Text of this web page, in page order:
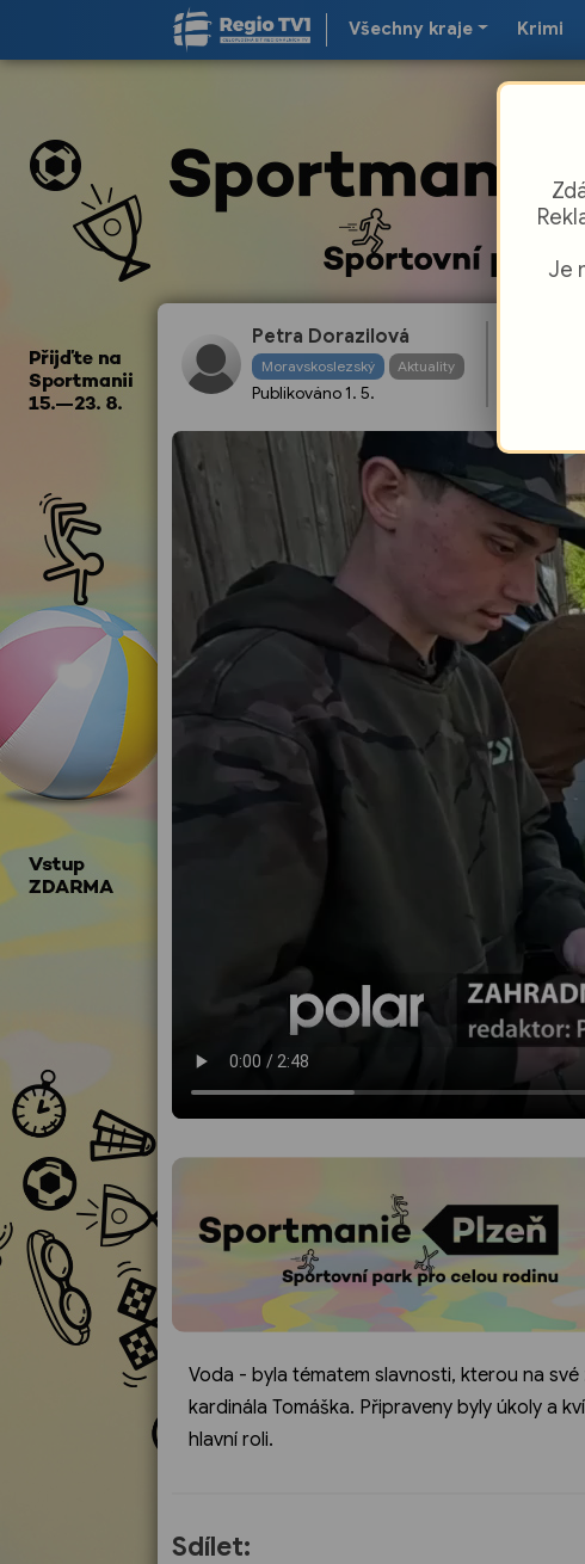
Všechny kraje Krimi
Petra Dorazilová
Moravskoslezský Aktuality
Publikováno 1. 5.
Voda - byla tématem slavnosti, kterou na
kardinála Tomáška. Připraveny byly úkoly a
hlavní roli.
Sdílet:
Je